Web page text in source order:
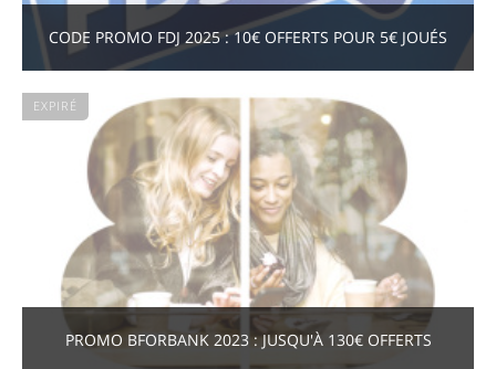
CODE PROMO FDJ 2025 : 10€ OFFERTS POUR 5€ JOUÉS
EXPIRÉ
PROMO BFORBANK 2023 : JUSQU'À 130€ OFFERTS